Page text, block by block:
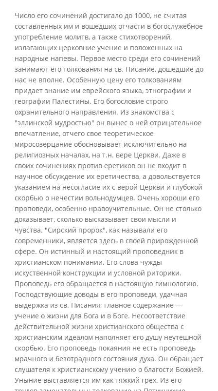
Число его сочинений достигало до 1000, не считая
составленных им и вошедших отчасти в богослужебное
употребление молитв, а также стихотворений,
излагающих церковние учение и положенных на
народные напевы. Первое место среди его сочинений
занимают его толкования на св. Писание, дошедшие до
нас не вполне. Особенную цену его толкованиям
придает знание им еврейского языка, этнографии и
географии Палестины. Его богословие строго
охранительного направления. Из знакомства с
"эллинской мудростью" он вынес о ней отрицательное
впечатление, отчего свое теоретическое
миросозерцание обосновывает исключительно на
религиозных началах, на т.н. вере Церкви. Даже в
своих сочинениях против еретиков он не входит в
научное обсуждение их еретичества, а довольствуется
указанием на несогласие их с верой Церкви и глубокой
скорбью о нечестии вольнодумцев. Очень хороши его
проповеди, особенно нравоучительные. Он не столько
доказывает, сколько высказывает свои мысли и
чувства. "Сирский пророк", как называли его
современники, является здесь в своей прирожденной
сфере. Он истинный и настоящий проповедник в
христианском понимании. Его слова чужды
искуственной конструкции и условной риторики.
Проповедь его обращается в настоящую гимнологию.
Господствующие доводы в его проповеди, удачная
выдержка из св. Писания; главное содержание —
учение о жизни для Бога и в Боге. Несоответствие
действительной жизни христианского общества с
христианским идеалом наполняет его душу неутешной
скорбью. Его проповедь покаяния не есть проповедь
мрачного и безотрадного состояния духа. Он обращает
слушателя к христианскому учению о благости Божией.
Уныние выставляется им как тяжкий грех. Из его